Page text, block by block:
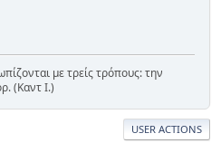
με τρείς τρόπους: την
(Καντ Ι.)
USER ACTIONS